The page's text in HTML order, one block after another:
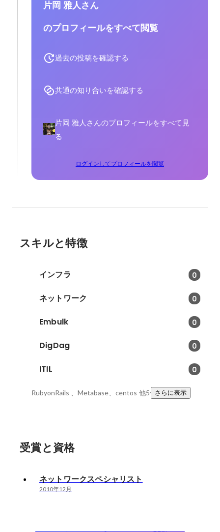
片岡 雅人さん
のプロフィールをすべて閲覧
過去の投稿を確認する
共通の知り合いを確認する
片岡 雅人さんのプロフィールをすべて見
る
ログインしてプロフィールを閲覧
スキルと特徴
インフラ 0
ネットワーク 0
Embulk 0
DigDag 0
ITIL 0
RubyonRails 、Metabase、centos 他5件さらに表示
受賞と資格
ネットワークスペシャリスト
2010年12月